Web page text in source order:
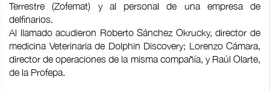
Terrestre (Zofemat) y al personal de una empresa de
delfinarios.
Al llamado acudieron Roberto Sánchez Okrucky, director de
medicina Veterinaria de Dolphin Discovery; Lorenzo Cámara,
director de operaciones de la misma compañía, y Raúl Olarte,
de la Profepa.